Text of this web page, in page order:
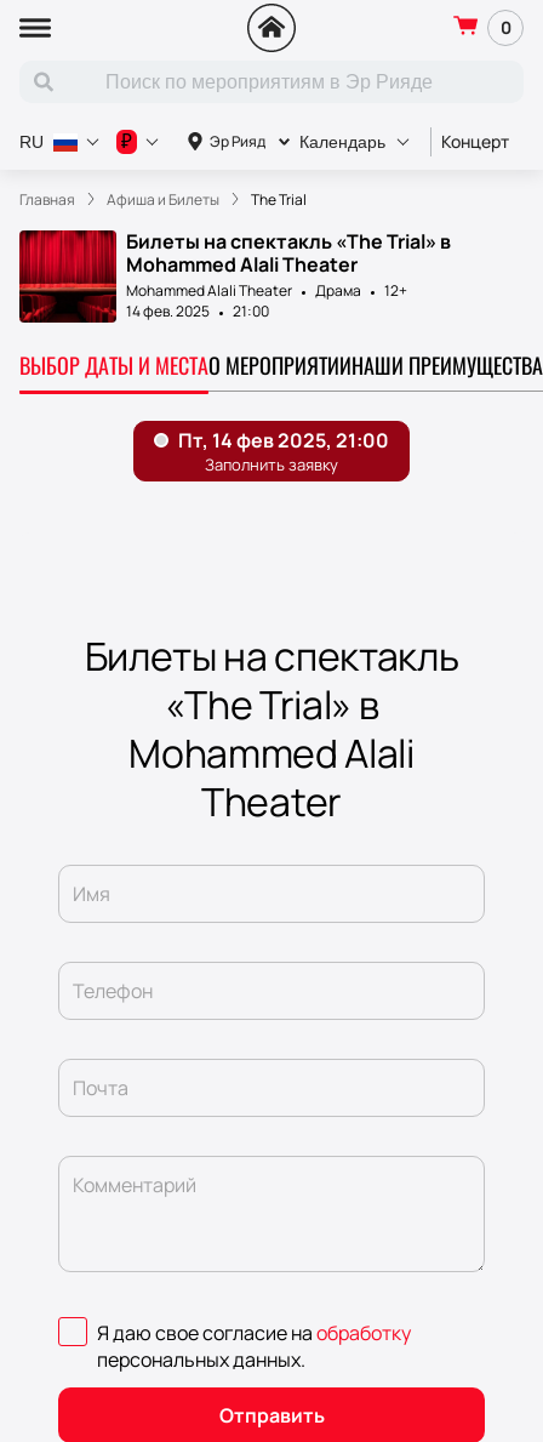
0
Эр Рияд Календарь Концерт
RU ₽
Главная Афиша и Билеты The Trial
Билеты на спектакль «The Trial» в
Mohammed Alali Theater
Mohammed Alali Theater Драма
12+
14 фев. 2025
21:00
ВЫБОР ДАТЫ И МЕСТАО МЕРОПРИЯТИИНАШИ ПРЕИМУЩЕСТВА
Билеты на спектакль
«The Trial» в
Mohammed Alali
Theater
Имя
Телефон
Почта
Комментарий
Я даю свое согласие наобработку
персональных данных.
Отправить